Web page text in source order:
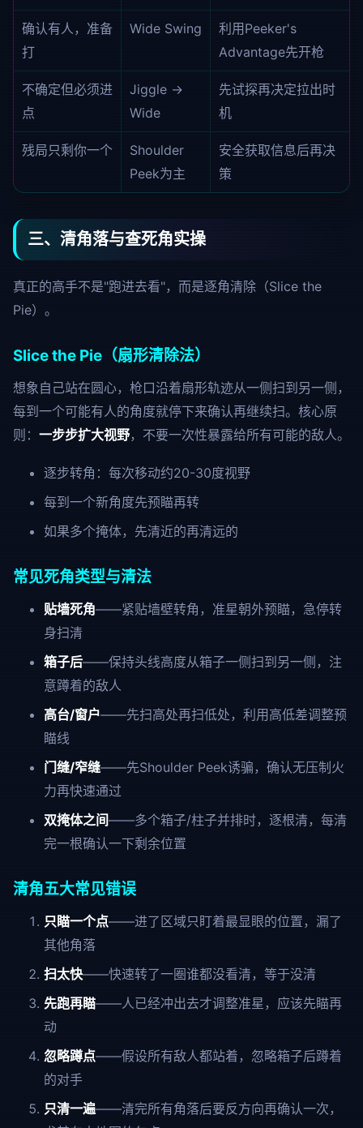
确认有人，准备
打
Wide Swing
利用Peeker's
Advantage先开枪
不确定但必须进
点
Jiggle →
Wide
先试探再决定拉出时
机
残局只剩你一个
Shoulder
Peek为主
安全获取信息后再决
策
三、清角落与查死角实操
真正的高手不是"跑进去看"，而是逐角清除（Slice the
Pie）。
Slice the Pie（扇形清除法）
想象自己站在圆心，枪口沿着扇形轨迹从一侧扫到另一侧，
每到一个可能有人的角度就停下来确认再继续扫。核心原
则： 一步步扩大视野，不要一次性暴露给所有可能的敌人。
逐步转角：每次移动约20-30度视野
每到一个新角度先预瞄再转
如果多个掩体，先清近的再清远的
常见死角类型与清法
贴墙死角——紧贴墙壁转角，准星朝外预瞄，急停转
身扫清
箱子后——保持头线高度从箱子一侧扫到另一侧，注
意蹲着的敌人
高台/窗户——先扫高处再扫低处，利用高低差调整预
瞄线
门缝/窄缝——先Shoulder Peek诱骗，确认无压制火
力再快速通过
双掩体之间——多个箱子/柱子并排时，逐根清，每清
完一根确认一下剩余位置
清角五大常见错误
只瞄一个点——进了区域只盯着最显眼的位置，漏了
其他角落
扫太快——快速转了一圈谁都没看清，等于没清
先跑再瞄——人已经冲出去才调整准星，应该先瞄再
动
忽略蹲点——假设所有敌人都站着，忽略箱子后蹲着
的对手
只清一遍——清完所有角落后要反方向再确认一次，